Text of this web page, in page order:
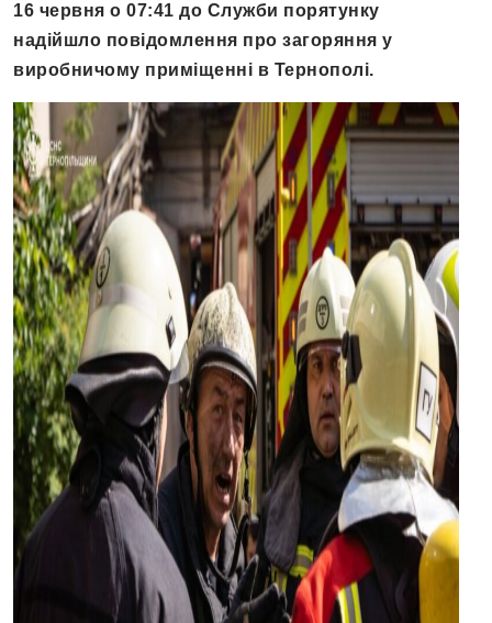
16 червня о 07:41 до Служби порятунку
надійшло повідомлення про загоряння у
виробничому приміщенні в Тернополі.